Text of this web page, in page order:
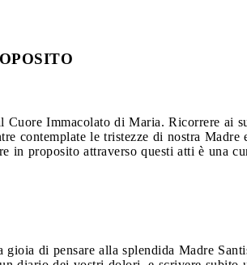
Cuore Immacolato di Maria. Ricorrere ai
contemplate le tristezze di nostra
in proposito attraverso questi atti è una
di pensare alla splendida Madre